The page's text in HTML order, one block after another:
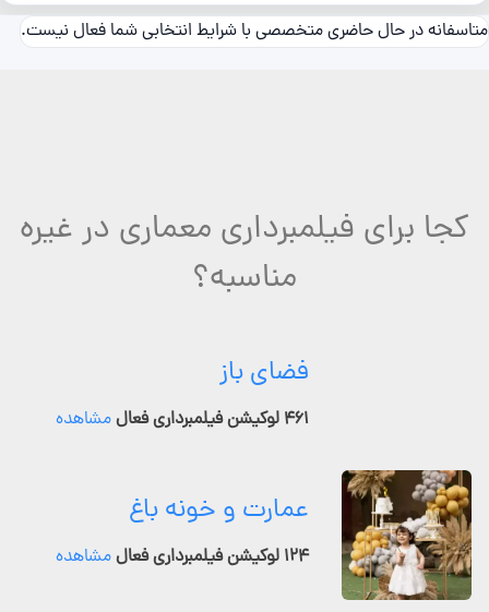
متاسفانه در حال حاضری متخصصی با شرایط انتخابی شما فعال نیست.
کجا برای فیلمبرداری معماری در غیره
مناسبه؟
فضای باز
۴۶۱ لوکیشن فیلمبرداری فعال مشاهده
عمارت و خونه باغ
۱۲۴ لوکیشن فیلمبرداری فعال مشاهده